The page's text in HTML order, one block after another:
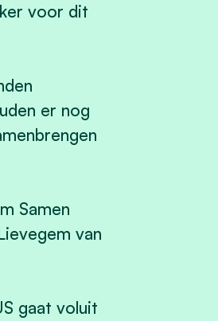
voor dit
er nog
Samen
van
gaat voluit